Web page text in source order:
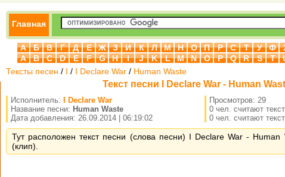
Главная
А Б В Г Д Е Ж З И К Л М Н О П Р С Т У Ф
A
B C D E F G H I J K L M N O P Q R S T
Тексты песен / I / I Declare War / Human Waste
Текст песни I Declare War - Human
Исполнитель:
I Declare War
Название песни: Human Waste
Дата добавления: 26.09.2014 | 06:19:02
Просмотров: 29
0 чел. считают
0 чел. считают
Тут расположен текст песни (слова песни) I Declare War -
(клип).